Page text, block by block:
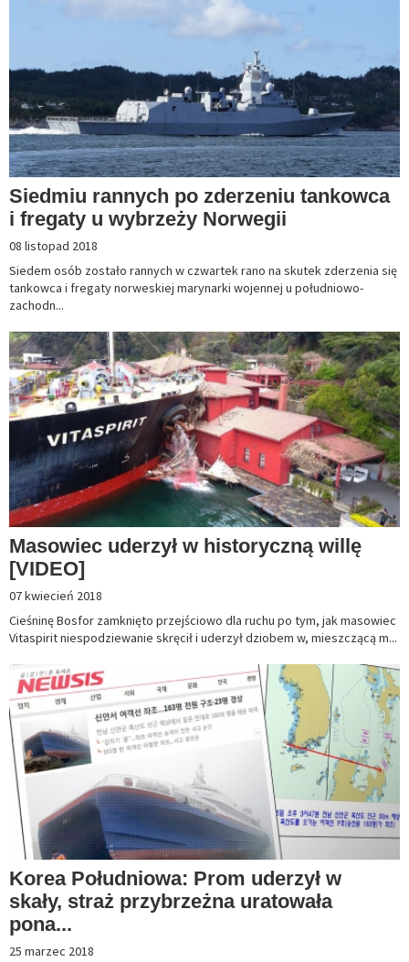
Siedmiu rannych po zderzeniu tankowca
i fregaty u wybrzeży Norwegii
08 listopad 2018
Siedem osób zostało rannych w czwartek rano na skutek zderzenia się
tankowca i fregaty norweskiej marynarki wojennej u południowo-
zachodn...
Masowiec uderzył w historyczną willę
[VIDEO]
07 kwiecień 2018
Cieśninę Bosfor zamknięto przejściowo dla ruchu po tym, jak masowiec
Vitaspirit niespodziewanie skręcił i uderzył dziobem w, mieszczącą m...
Korea Południowa: Prom uderzył w
skały, straż przybrzeżna uratowała
pona...
25 marzec 2018